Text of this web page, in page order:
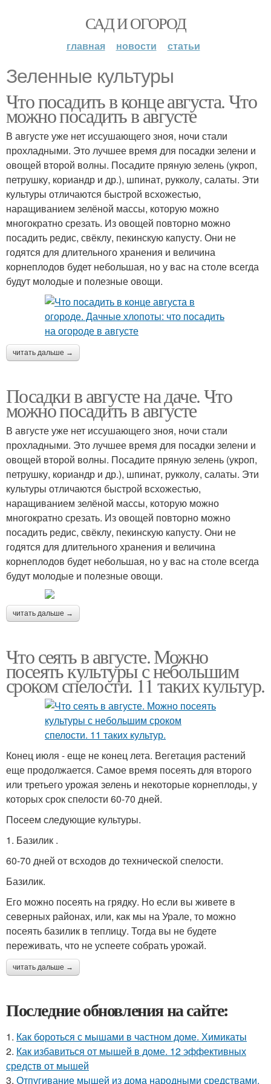
САД И ОГОРОД
главная новости статьи
Зеленные культуры
Что посадить в конце августа. Что
можно посадить в августе
В августе уже нет иссушающего зноя, ночи стали
прохладными. Это лучшее время для посадки зелени и
овощей второй волны. Посадите пряную зелень (укроп,
петрушку, кориандр и др.), шпинат, рукколу, салаты. Эти
культуры отличаются быстрой всхожестью,
наращиванием зелёной массы, которую можно
многократно срезать. Из овощей повторно можно
посадить редис, свёклу, пекинскую капусту. Они не
годятся для длительного хранения и величина
корнеплодов будет небольшая, но у вас на столе всегда
будут молодые и полезные овощи.
читать дальше →
Посадки в августе на даче. Что
можно посадить в августе
В августе уже нет иссушающего зноя, ночи стали
прохладными. Это лучшее время для посадки зелени и
овощей второй волны. Посадите пряную зелень (укроп,
петрушку, кориандр и др.), шпинат, рукколу, салаты. Эти
культуры отличаются быстрой всхожестью,
наращиванием зелёной массы, которую можно
многократно срезать. Из овощей повторно можно
посадить редис, свёклу, пекинскую капусту. Они не
годятся для длительного хранения и величина
корнеплодов будет небольшая, но у вас на столе всегда
будут молодые и полезные овощи.
читать дальше →
Что сеять в августе. Можно
посеять культуры с небольшим
сроком спелости. 11 таких культур.
Конец июля - еще не конец лета. Вегетация растений
еще продолжается. Самое время посеять для второго
или третьего урожая зелень и некоторые корнеплоды, у
которых срок спелости 60-70 дней.
Посеем следующие культуры.
1. Базилик .
60-70 дней от всходов до технической спелости.
Базилик.
Его можно посеять на грядку. Но если вы живете в
северных районах, или, как мы на Урале, то можно
посеять базилик в теплицу. Тогда вы не будете
переживать, что не успеете собрать урожай.
читать дальше →
Последние обновления на сайте:
1. Как бороться с мышами в частном доме. Химикаты
2. Как избавиться от мышей в доме. 12 эффективных
средств от мышей
3. Отпугивание мышей из дома народными средствами.